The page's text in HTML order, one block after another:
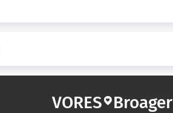
VORES Broager